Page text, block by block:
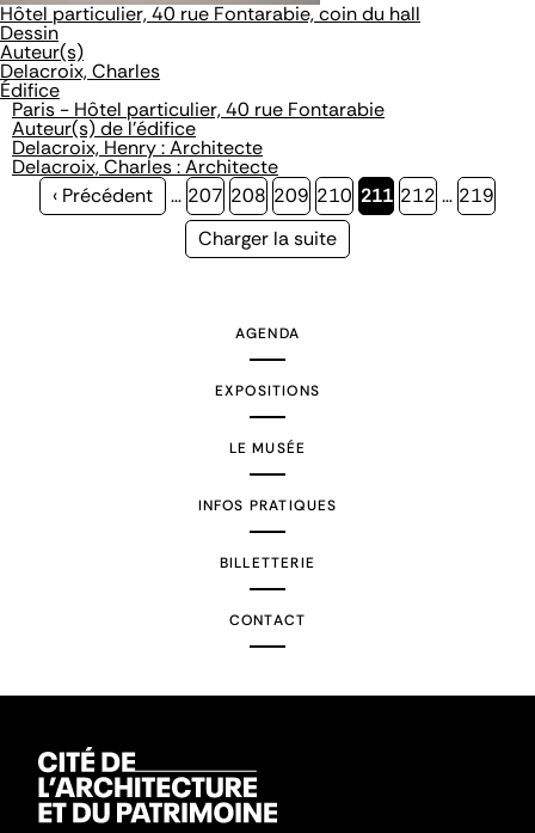
Hôtel particulier, 40 rue Fontarabie, coin du hall
Dessin
Auteur(s)
Delacroix, Charles
Édifice
Paris - Hôtel particulier, 40 rue Fontarabie
Auteur(s) de l'édifice
Delacroix, Henry : Architecte
Delacroix, Charles : Architecte
Page
‹ Précédent … Page
207 Page
208 Page
209 Page
210 Page
211 Page
212 … Page
219
Page
Charger la suite
AGENDA
EXPOSITIONS
LE MUSÉE
INFOS PRATIQUES
BILLETTERIE
CONTACT